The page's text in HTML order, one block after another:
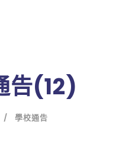
告(12)
學校通告